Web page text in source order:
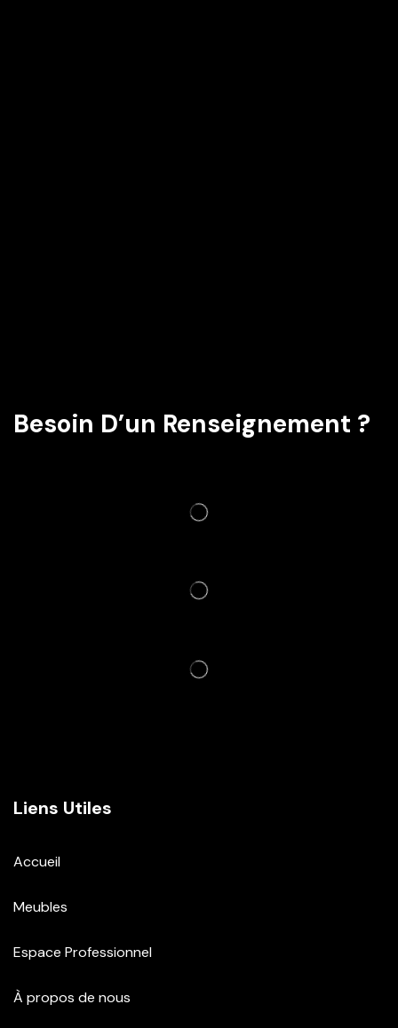
Besoin D’un Renseignement ?
Liens Utiles
Accueil
Meubles
Espace Professionnel
À propos de nous